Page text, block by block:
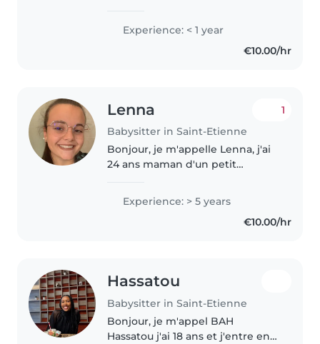
accompagner vos enfants.
Experience: < 1 year
€10.00/hr
Lenna
Babysitter in Saint-Etienne
1
Bonjour, je m'appelle Lenna, j'ai
24 ans maman d'un petit
en science de l'éducation et d'un
CAP petite enfance, j'ai acquis
une solide expérience auprès..
Experience: > 5 years
€10.00/hr
Hassatou
Babysitter in Saint-Etienne
Bonjour, je m'appel BAH
Hassatou j'ai 18 ans et j'entre en